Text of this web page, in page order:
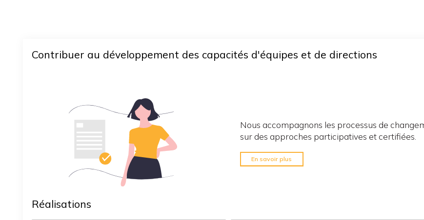
Contribuer au développement des capacités d'équipes et de directions
Nous accompagnons les processus de
sur des approches participatives et certifiées.
En savoir plus
Réalisations